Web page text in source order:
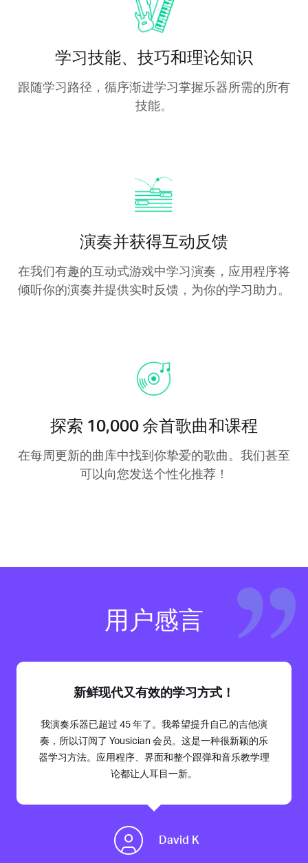
学习技能、技巧和理论知识
跟随学习路径，循序渐进学习掌握乐器所需的所有
技能。
演奏并获得互动反馈
在我们有趣的互动式游戏中学习演奏，应用程序将
倾听你的演奏并提供实时反馈，为你的学习助力。
探索 10,000 余首歌曲和课程
在每周更新的曲库中找到你挚爱的歌曲。我们甚至
可以向您发送个性化推荐！
用户感言
新鲜现代又有效的学习方式！
我演奏乐器已超过 45 年了。我希望提升自己的吉他演
奏，所以订阅了 Yousician 会员。这是一种很新颖的乐
器学习方法。应用程序、界面和整个跟弹和音乐教学理
论都让人耳目一新。
David K